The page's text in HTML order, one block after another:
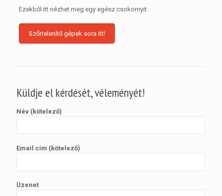
Ezekből itt nézhet meg egy egész csokornyit:
Szőrtelenítő gépek sora itt!
Küldje el kérdését, véleményét!
Név (kötelező)
Email cím (kötelező)
Üzenet